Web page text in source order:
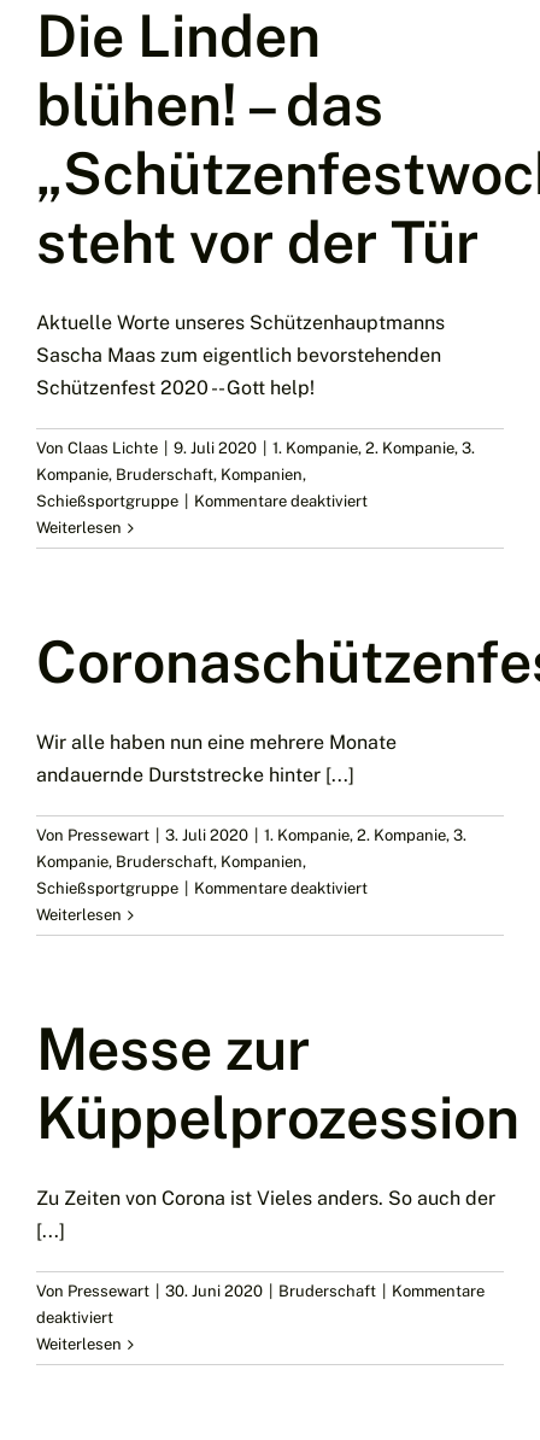
Die Linden
blühen! – das
steht vor der Tür
Aktuelle Worte unseres Schützenhauptmanns
Sascha Maas zum eigentlich bevorstehenden
Schützenfest 2020 -- Gott help!
Von Claas Lichte 9. Juli 2020 1. Kompanie, 2. Kompanie, 3.
Kompanie, Bruderschaft, Kompanien,
Schießsportgruppe
Kommentare deaktiviertfür
Linden
steht
der
Weiterlesen
Wir alle haben nun eine mehrere Monate
andauernde Durststrecke hinter [...]
Von Pressewart 3. Juli 2020 1. Kompanie, 2. Kompanie, 3.
Kompanie, Bruderschaft, Kompanien,
Schießsportgruppe
Kommentare deaktiviertfür
Weiterlesen
Messe zur
Küppelprozession
Zu Zeiten von Corona ist Vieles anders. So auch der
[...]
Von Pressewart 30. Juni 2020 Bruderschaft
Kommentare
deaktiviertfür
Messe
zur
Weiterlesen